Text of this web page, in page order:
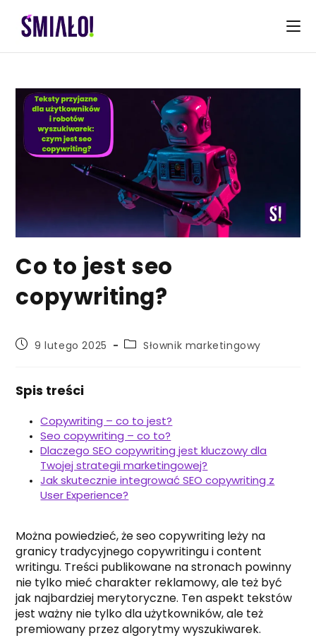
content
Co to jest seo
copywriting?
Post
published:
9 lutego 2025
PostSłownik marketingowy
Spis treści
Copywriting – co to jest?
Seo copywriting – co to?
Dlaczego SEO copywriting jest kluczowy dla
Twojej strategii marketingowej?
Jak skutecznie integrować SEO copywriting z
User Experience?
Można powiedzieć, że seo copywriting leży na
granicy tradycyjnego copywritingu i content
writingu. Treści publikowane na stronach powinny
nie tylko mieć charakter reklamowy, ale też być
jak najbardziej merytoryczne. Ten aspekt tekstów
jest ważny nie tylko dla użytkowników, ale też
premiowany przez algorytmy wyszukiwarek.